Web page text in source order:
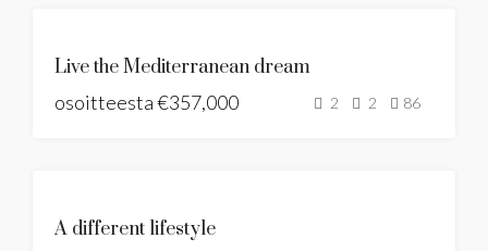
KEHITYS
Live the Mediterranean dream
osoitteesta€357,000 2 2 86
RAKENNUSLUPA
A different lifestyle